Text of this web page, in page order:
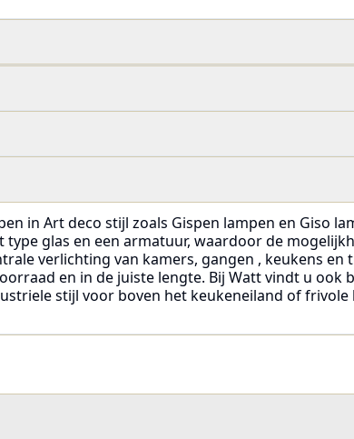
in Art deco stijl zoals Gispen lampen en Giso
glas en een armatuur, waardoor de
verlichting van kamers, gangen , keukens
en in de juiste lengte. Bij Watt vindt u ook
stijl voor boven het keukeneiland of